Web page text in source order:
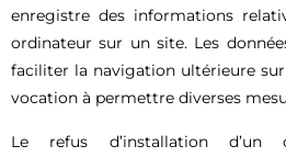
enregistre des informations
ordinateur sur un site. Les
faciliter la navigation ultérieure
vocation à permettre diverses
Le refus d’installation d’un